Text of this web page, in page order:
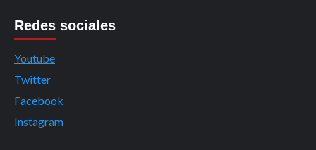
Redes sociales
Youtube
Twitter
Facebook
Instagram